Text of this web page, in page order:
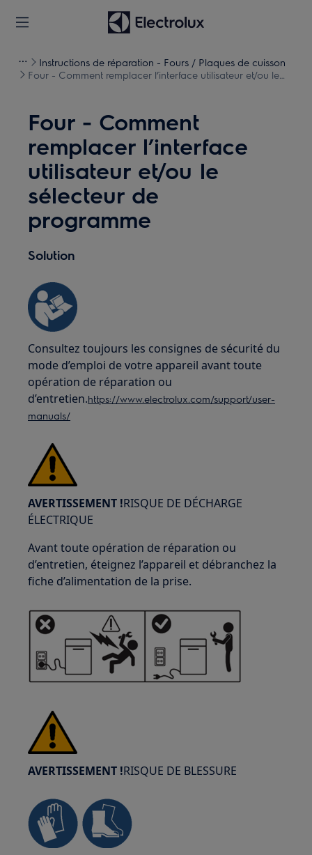
Instructions de réparation - Fours / Plaques de cuisson
Four - Comment remplacer l’interface utilisateur et/ou le
Four - Comment
remplacer l’interface
utilisateur et/ou le
sélecteur de
programme
Solution
Consultez toujours les consignes de sécurité du
mode d’emploi de votre appareil avant toute
opération de réparation ou
d’entretien.https://www.electrolux.com/support/user-
manuals/
AVERTISSEMENT !RISQUE DE DÉCHARGE
ÉLECTRIQUE
Avant toute opération de réparation ou
d’entretien, éteignez l’appareil et débranchez la
fiche d’alimentation de la prise.
AVERTISSEMENT !RISQUE DE BLESSURE